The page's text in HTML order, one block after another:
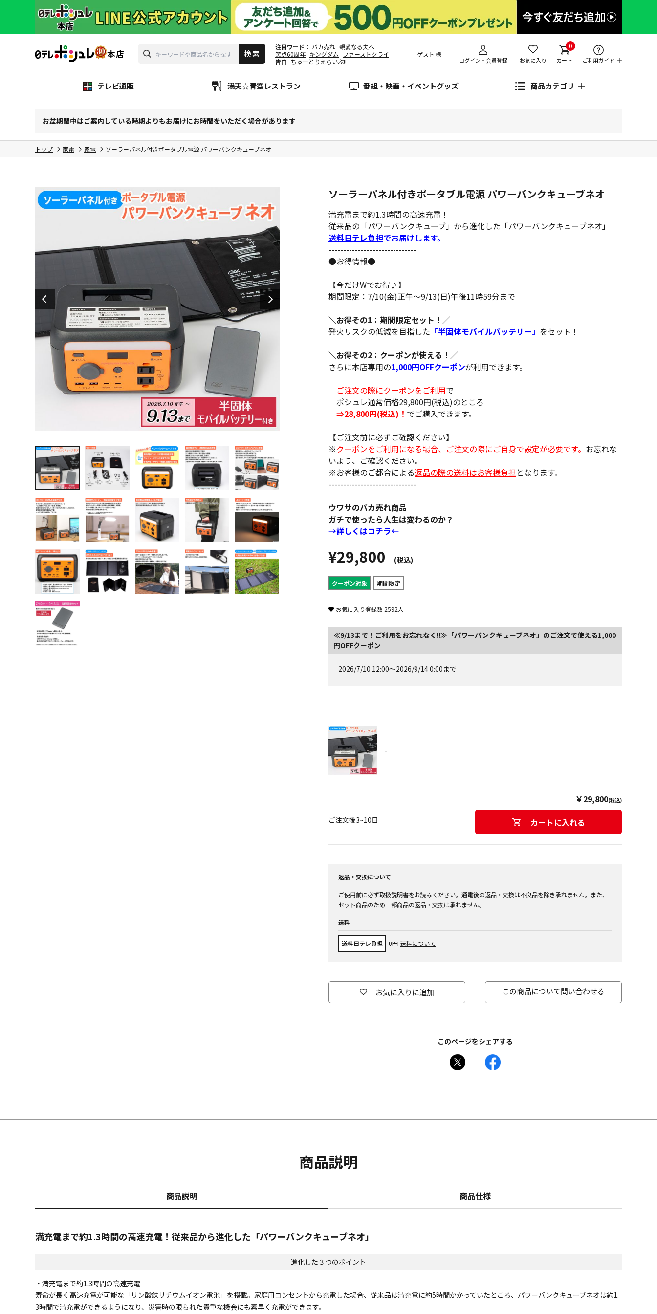
注目ワード バカ売れ 親愛なる夫へ
笑点60周年 キングダム ファーストクライ
告白 ちゅーとりえらいぶ!!
ゲスト 様
ログイン・会員登録 お気に入り
0
カート ご利用ガイド
テレビ通販 満天☆青空レストラン 番組・映画・イベントグッズ 商品カテゴリ
お盆期間中はご案内している時期よりもお届けにお時間をいただく場合があります
トップ 家電 家電 ソーラーパネル付きポータブル電源 パワーバンクキューブネオ
ソーラーパネル付きポータブル電源 パワーバンクキューブネオ
満充電まで約1.3時間の高速充電！
従来品の「パワーバンクキューブ」から進化した「パワーバンクキューブネオ」
送料日テレ負担でお届けします。
------------------------------
●お得情報●
【今だけWでお得♪】
期間限定：7/10(金)正午～9/13(日)午後11時59分まで
＼お得その1：期間限定セット！／
発火リスクの低減を目指した 「半固体モバイルバッテリー」 をセット！
＼お得その2：クーポンが使える！／
さらに本店専用の1,000円OFFクーポンが利用できます。
ご注文の際にクーポンをご利用で
ポシュレ通常価格29,800円(税込)のところ
⇒28,800円(税込)！ でご購入できます。
【ご注文前に必ずご確認ください】
※クーポンをご利用になる場合、ご注文の際にご自身で設定が必要です。 お忘れな
いよう、ご確認ください。
※お客様のご都合による返品の際の送料はお客様負担となります。
------------------------------
ウワサのバカ売れ商品
ガチで使ったら人生は変わるのか？
→詳しくはコチラ←
¥29,800 (税込)
クーポン対象 期間限定
お気に入り登録数 2592人
≪9/13まで！ご利用をお忘れなく!!≫「パワーバンクキューブネオ」のご注文で使える1,000
円OFFクーポン
2026/7/10 12:00～2026/9/14 0:00まで
-
￥29,800(税込)
ご注文後3~10日 カートに入れる
返品・交換について
ご使用前に必ず取扱説明書をお読みください。通電後の返品・交換は不良品を除き承れません。また、
セット商品のため一部商品の返品・交換は承れません。
送料
送料日テレ負担 0円 送料について
お気に入りに追加 この商品について問い合わせる
このページをシェアする
商品説明
商品説明 商品仕様
満充電まで約1.3時間の高速充電！従来品から進化した「パワーバンクキューブネオ」
進化した３つのポイント
・満充電まで約1.3時間の高速充電
寿命が長く高速充電が可能な「リン酸鉄リチウムイオン電池」を搭載。家庭用コンセントから充電した場合、従来品は満充電に約5時間かかっていたところ、パワーバンクキューブネオは約1.
3時間で満充電ができるようになり、災害時の限られた貴重な機会にも素早く充電ができます。